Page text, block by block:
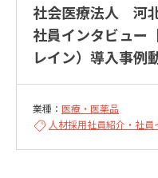
社会医療法人 河
社員インタビュー
レイン）導入事例
業種： 医療・医薬品
人材採用社員紹介・社員